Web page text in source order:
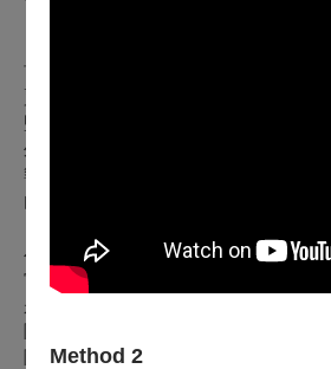
Method 2
首席客席指揮/ Jader Bignamini 賈德．
賈德·比格米尼於 2020 年 1 月被任命為
監，目前已是他在樂團的第三個演出季
外，賈德在 2022/23 樂季還首次與匹茲
響樂團、法蘭克福交響樂團和柏林德意
內格拉）合作。
小提琴/ Sergei Krylov謝爾蓋．克里洛夫
當代頂尖小提琴家謝爾蓋．克里洛夫（
是立陶宛室內樂團的藝術總監。他出生
際小提琴大賽、克里蒙納的史特拉底瓦